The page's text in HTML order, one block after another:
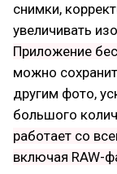
снимки,
увеличивать
Приложение
можно
другим фото,
большого
работает со
включая RAW-